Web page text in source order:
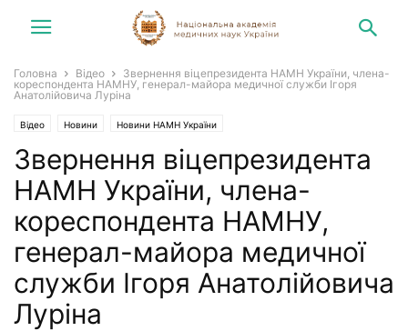
Головна Відео
Звернення віцепрезидента НАМН України, члена-
кореспондента НАМНУ, генерал-майора медичної служби Ігоря
Анатолійовича Луріна
Відео Новини Новини НАМН України
Звернення віцепрезидента
НАМН України, члена-
кореспондента НАМНУ,
генерал-майора медичної
служби Ігоря Анатолійовича
Луріна